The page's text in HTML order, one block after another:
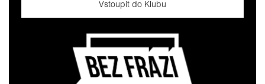
Vstoupit do Klubu